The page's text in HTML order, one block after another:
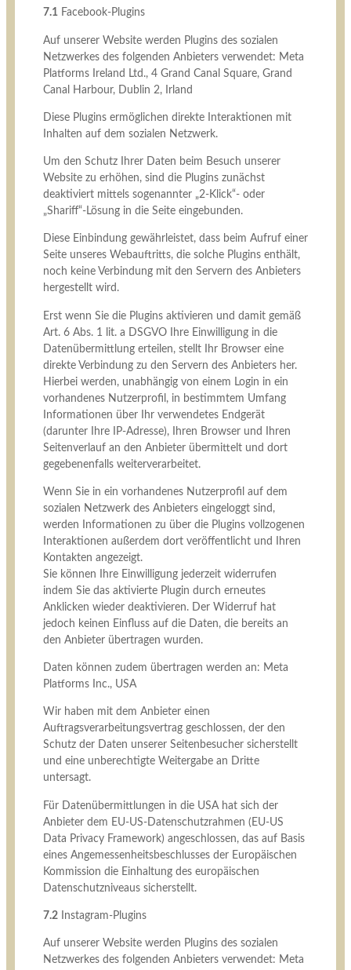
7.1Facebook-Plugins
Auf unserer Website werden Plugins des sozialen
Netzwerkes des folgenden Anbieters verwendet: Meta
Platforms Ireland Ltd., 4 Grand Canal Square, Grand
Canal Harbour, Dublin 2, Irland
Diese Plugins ermöglichen direkte Interaktionen mit
Inhalten auf dem sozialen Netzwerk.
Um den Schutz Ihrer Daten beim Besuch unserer
Website zu erhöhen, sind die Plugins zunächst
deaktiviert mittels sogenannter „2-Klick“- oder
„Shariff“-Lösung in die Seite eingebunden.
Diese Einbindung gewährleistet, dass beim Aufruf einer
Seite unseres Webauftritts, die solche Plugins enthält,
noch keine Verbindung mit den Servern des Anbieters
hergestellt wird.
Erst wenn Sie die Plugins aktivieren und damit gemäß
Art. 6 Abs. 1 lit. a DSGVO Ihre Einwilligung in die
Datenübermittlung erteilen, stellt Ihr Browser eine
direkte Verbindung zu den Servern des Anbieters her.
Hierbei werden, unabhängig von einem Login in ein
vorhandenes Nutzerprofil, in bestimmtem Umfang
Informationen über Ihr verwendetes Endgerät
(darunter Ihre IP-Adresse), Ihren Browser und Ihren
Seitenverlauf an den Anbieter übermittelt und dort
gegebenenfalls weiterverarbeitet.
Wenn Sie in ein vorhandenes Nutzerprofil auf dem
sozialen Netzwerk des Anbieters eingeloggt sind,
werden Informationen zu über die Plugins vollzogenen
Interaktionen außerdem dort veröffentlicht und Ihren
Kontakten angezeigt.
Sie können Ihre Einwilligung jederzeit widerrufen
indem Sie das aktivierte Plugin durch erneutes
Anklicken wieder deaktivieren. Der Widerruf hat
jedoch keinen Einfluss auf die Daten, die bereits an
den Anbieter übertragen wurden.
Daten können zudem übertragen werden an: Meta
Platforms Inc., USA
Wir haben mit dem Anbieter einen
Auftragsverarbeitungsvertrag geschlossen, der den
Schutz der Daten unserer Seitenbesucher sicherstellt
und eine unberechtigte Weitergabe an Dritte
untersagt.
Für Datenübermittlungen in die USA hat sich der
Anbieter dem EU-US-Datenschutzrahmen (EU-US
Data Privacy Framework) angeschlossen, das auf Basis
eines Angemessenheitsbeschlusses der Europäischen
Kommission die Einhaltung des europäischen
Datenschutzniveaus sicherstellt.
7.2Instagram-Plugins
Auf unserer Website werden Plugins des sozialen
Netzwerkes des folgenden Anbieters verwendet: Meta